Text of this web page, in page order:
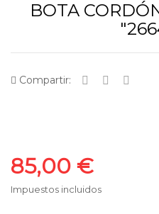
BOTA
Compartir:
85,00 €
Impuestos incluidos